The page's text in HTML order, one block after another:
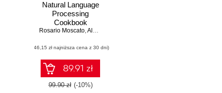
Natural Language
Processing
Cookbook
Rosario Moscato,Alessio Ligios
(46,15 zł najniższa cena z 30 dni)
89.91 zł
99.90 zł (-10%)